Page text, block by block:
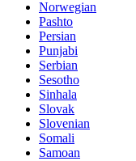
Norwegian
Pashto
Persian
Punjabi
Serbian
Sesotho
Sinhala
Slovak
Slovenian
Somali
Samoan